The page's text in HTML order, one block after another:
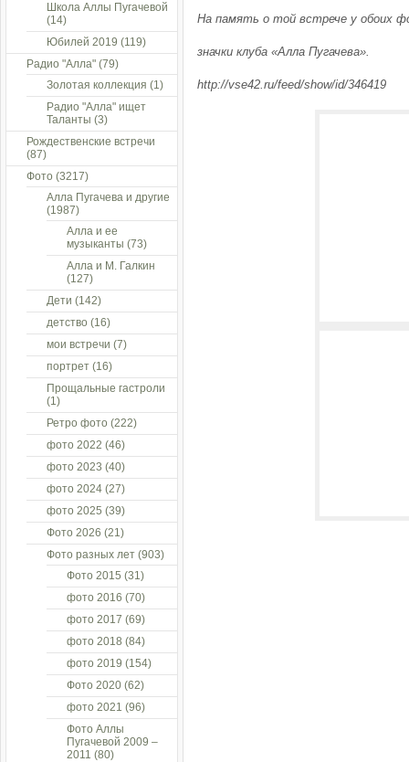
На память о той встрече у обоих
значки клуба «Алла Пугачева».
http://vse42.ru/feed/show/id/346419
Школа Аллы Пугачевой
(14)
Юбилей 2019 (119)
Радио "Алла" (79)
Золотая коллекция (1)
Радио "Алла" ищет
Таланты (3)
Рождественские встречи
(87)
Фото (3217)
Алла Пугачева и другие
(1987)
Алла и ее
музыканты (73)
Алла и М. Галкин
(127)
Дети (142)
детство (16)
мои встречи (7)
портрет (16)
Прощальные гастроли
(1)
Ретро фото (222)
фото 2022 (46)
фото 2023 (40)
фото 2024 (27)
фото 2025 (39)
Фото 2026 (21)
Фото разных лет (903)
Фото 2015 (31)
фото 2016 (70)
фото 2017 (69)
фото 2018 (84)
фото 2019 (154)
Фото 2020 (62)
фото 2021 (96)
Фото Аллы
Пугачевой 2009 –
2011 (80)